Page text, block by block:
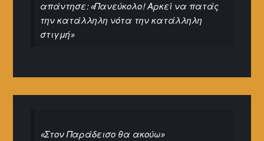
απάντησε: «Πανεύκολο! Αρκεί να πατάς
την κατάλληλη νότα την κατάλληλη
στιγμή»
«Στον Παράδεισο θα ακούω»